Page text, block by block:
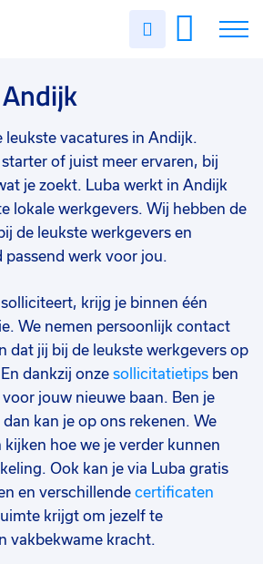
Uren
leukste vacatures in Andijk.
of juist meer ervaren, bij
je zoekt. Luba werkt in Andijk
lokale werkgevers. Wij hebben de
de leukste werkgevers en
passend werk voor jou.
krijg je binnen één
We nemen persoonlijk contact
dat jij bij de leukste werkgevers op
dankzij onze sollicitatietips ben
jouw nieuwe baan. Ben je
kan je op ons rekenen. We
hoe we je verder kunnen
Ook kan je via Luba gratis
en verschillende certificaten
krijgt om jezelf te
vakbekwame kracht.
7
2
1